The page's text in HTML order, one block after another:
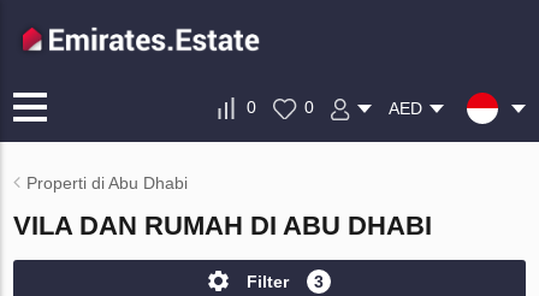
0 0 AED
Properti di Abu Dhabi
VILA DAN RUMAH DI ABU DHABI
Filter 3